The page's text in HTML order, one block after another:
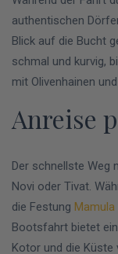
authentischen
Blick auf die Bucht
schmal und kurvig,
mit Olivenhainen
Anreise
Der schnellste Weg
Novi oder Tivat.
die Festung Mamula
Bootsfahrt bietet
Kotor und die Küste